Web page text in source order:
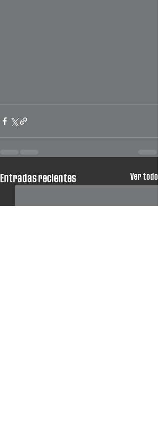
Entradas recientes Ver todo